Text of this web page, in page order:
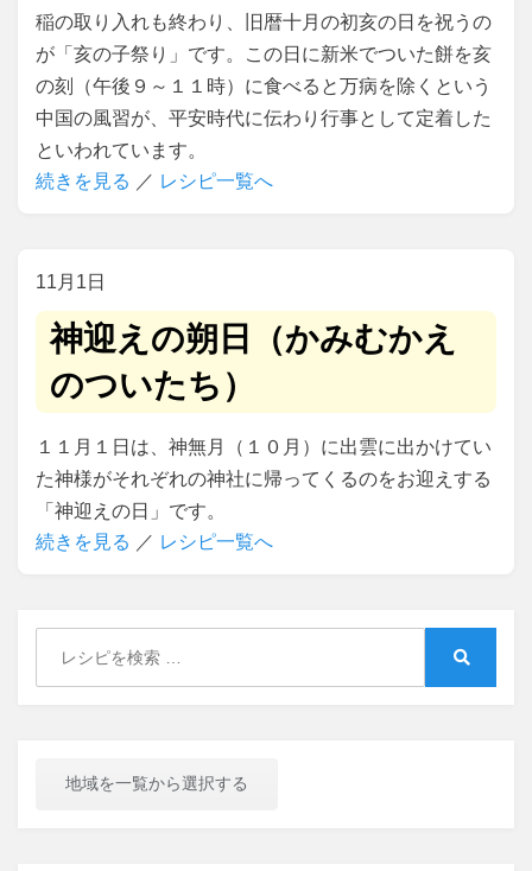
稲の取り入れも終わり、旧暦十月の初亥の日を祝うの
が「亥の子祭り」です。この日に新米でついた餅を亥
の刻（午後９～１１時）に食べると万病を除くという
中国の風習が、平安時代に伝わり行事として定着した
といわれています。
続きを見る ／ レシピ一覧へ
11 1
神迎えの朔日（かみむかえ
のついたち）
１１月１日は、神無月（１０月）に出雲に出かけてい
た神様がそれぞれの神社に帰ってくるのをお迎えする
「神迎えの日」です。
続きを見る ／ レシピ一覧へ
地域を一覧から選択する